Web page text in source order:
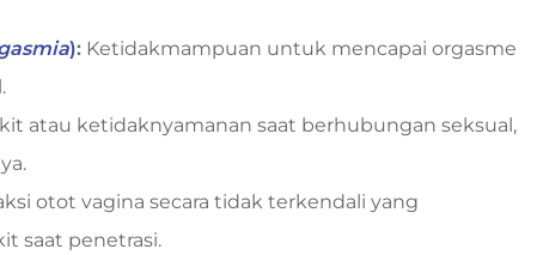
): Ketidakmampuan untuk mencapai orgasme
atau ketidaknyamanan saat berhubungan seksual,
otot vagina secara tidak terkendali yang
saat penetrasi.